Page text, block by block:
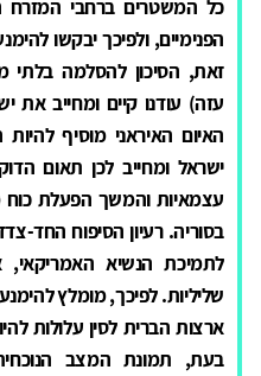
כל המשטרים ברחבי המזרח
הפנימיים, ולפיכך יבקשו
זאת, הסיכון להסלמה בלתי
עזה) עודנו קיים ומחייב
האיום האיראני מוסיף
ישראל ומחייב לכן תאום
עצמאיות והמשך הפעלת
בסוריה. רעיון הסיפוח החד-
לתמיכת הנשיא האמריקאי,
שליליות. לפיכך, מומלץ
ארצות הברית לסין עלולות
בעת, תמונת המצב